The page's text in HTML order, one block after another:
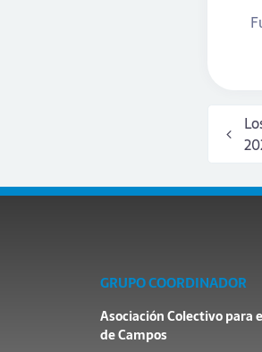
GRUPO COORDINADOR
Asociación Colectivo para
de Campos